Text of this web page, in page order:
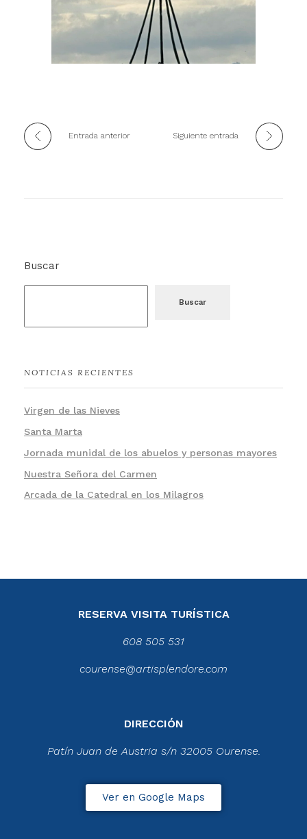
Entrada anterior Siguiente entrada
Buscar
Buscar
NOTICIAS RECIENTES
Virgen de las Nieves
Santa Marta
Jornada munidal de los abuelos y personas mayores
Nuestra Señora del Carmen
Arcada de la Catedral en los Milagros
RESERVA VISITA TURÍSTICA
608 505 531
courense@artisplendore.com
DIRECCIÓN
Patín Juan de Austria s/n 32005 Ourense.
Ver en Google Maps